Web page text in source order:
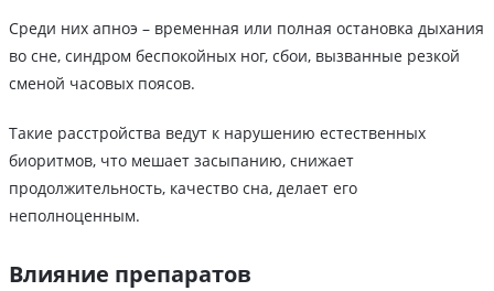
Среди них апноэ – временная или полная остановка дыхания
во сне, синдром беспокойных ног, сбои, вызванные резкой
сменой часовых поясов.
Такие расстройства ведут к нарушению естественных
биоритмов, что мешает засыпанию, снижает
продолжительность, качество сна, делает его
неполноценным.
Влияние препаратов